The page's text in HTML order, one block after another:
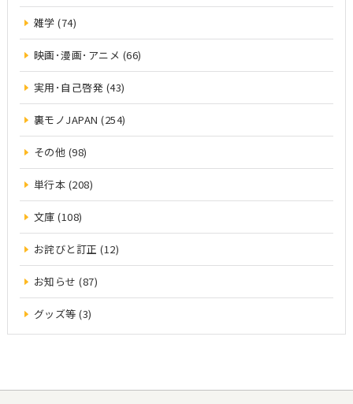
雑学 (74)
映画･漫画･アニメ (66)
実用･自己啓発 (43)
裏モノJAPAN (254)
その他 (98)
単行本 (208)
文庫 (108)
お詫びと訂正 (12)
お知らせ (87)
グッズ等 (3)